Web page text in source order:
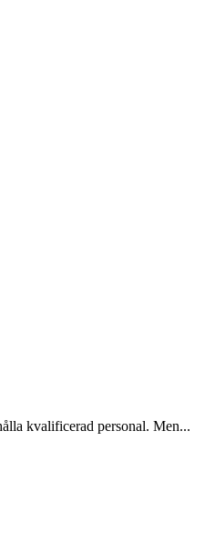
kvalificerad personal. Men...